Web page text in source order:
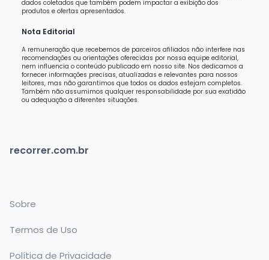
dados coletados que também podem impactar a exibição dos
produtos e ofertas apresentados.
Nota Editorial
A remuneração que recebemos de parceiros afiliados não interfere nas
recomendações ou orientações oferecidas por nossa equipe editorial,
nem influencia o conteúdo publicado em nosso site. Nos dedicamos a
fornecer informações precisas, atualizadas e relevantes para nossos
leitores, mas não garantimos que todos os dados estejam completos.
Também não assumimos qualquer responsabilidade por sua exatidão
ou adequação a diferentes situações.
recorrer.com.br
Sobre
Termos de Uso
Política de Privacidade